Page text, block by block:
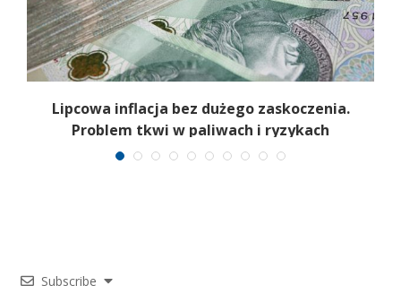
Lipcowa inflacja bez dużego zaskoczenia.
Problem tkwi w paliwach i ryzykach
surowcowych
Subscribe